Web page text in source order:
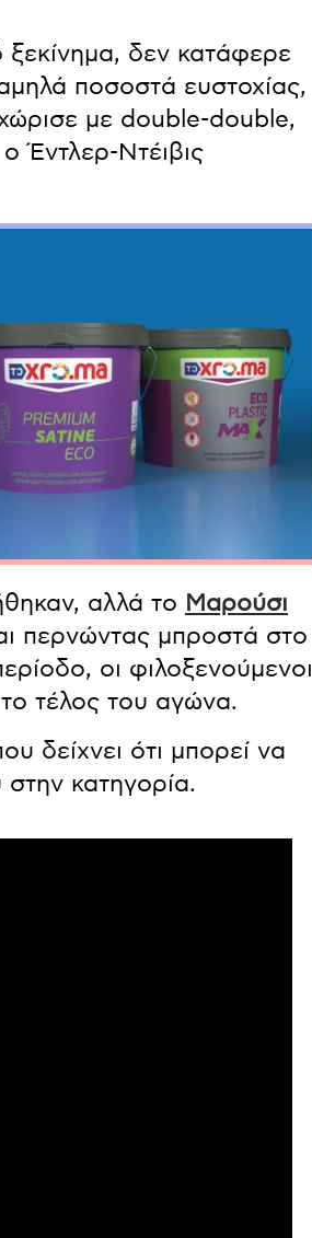
δεν κατάφερε
ποσοστά ευστοχίας,
με double-double,
Έντλερ-Ντέιβις
αλλά το Μαρούσι
περνώντας μπροστά στο
οι φιλοξενούμενοι
τέλος του αγώνα.
δείχνει ότι μπορεί να
κατηγορία.